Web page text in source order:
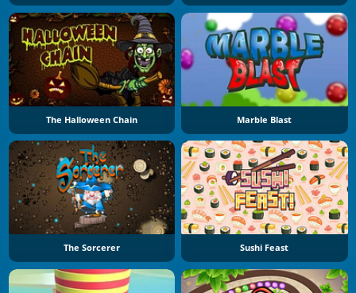
The Halloween Chain Marble Blast
The Sorcerer Sushi Feast